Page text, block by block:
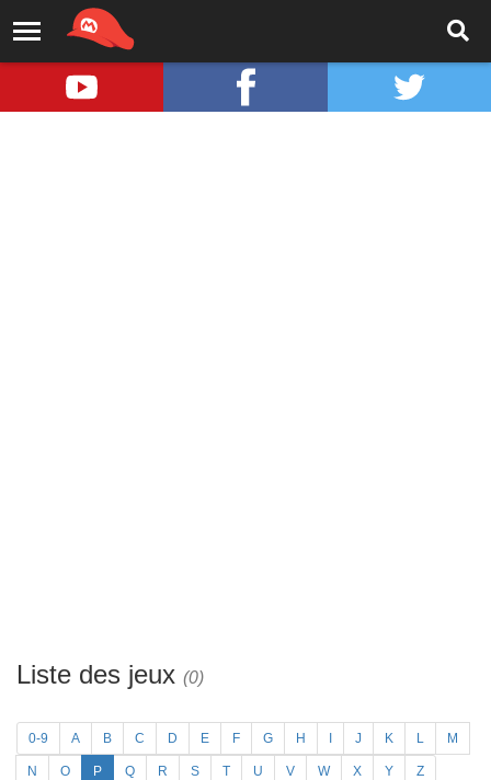
Liste des jeux (0)
0-9 A B C D E F G H J K L M
N O P Q R S T U V W X Y Z